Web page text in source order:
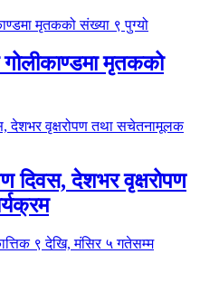
गोलीकाण्डमा मृतकको
दिवस, देशभर वृक्षरोपण